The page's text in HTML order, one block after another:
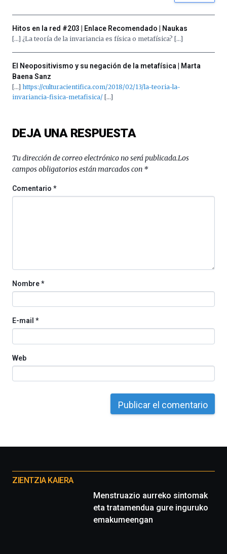
Hitos en la red #203 | Enlace Recomendado | Naukas
[…] ¿La teoría de la invariancia es física o metafísica? […]
El Neopositivismo y su negación de la metafísica | Marta
Baena Sanz
[…] https://culturacientifica.com/2018/02/13/la-teoria-la-
invariancia-fisica-metafisica/ […]
DEJA UNA RESPUESTA
Tu dirección de correo electrónico no será publicada.Los
campos obligatorios están marcados con *
Comentario*
Nombre*
E-mail *
Web
proyectos
ZIENTZIA KAIERA
Menstruazio aurreko sintomak
eta tratamendua gure inguruko
emakumeengan